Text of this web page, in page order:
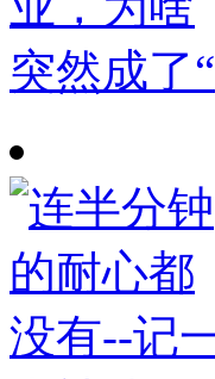
突然成了“